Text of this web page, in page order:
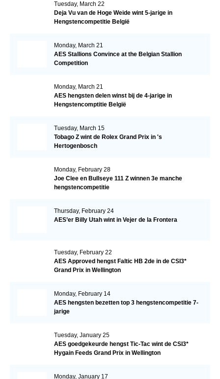
Tuesday, March 22
Deja Vu van de Hoge Weide wint 5-jarige in
Hengstencompetitie België
Monday, March 21
AES Stallions Convince at the Belgian Stallion
Competition
Monday, March 21
AES hengsten delen winst bij de 4-jarige in
Hengstencomptitie België
Tuesday, March 15
Tobago Z wint de Rolex Grand Prix in 's
Hertogenbosch
Monday, February 28
Joe Clee en Bullseye 111 Z winnen 3e manche
hengstencompetitie
Thursday, February 24
AES’er Billy Utah wint in Vejer de la Frontera
Tuesday, February 22
AES Approved hengst Faltic HB 2de in de CSI3*
Grand Prix in Wellington
Monday, February 14
AES hengsten bezetten top 3 hengstencompetitie 7-
jarige
Tuesday, January 25
AES goedgekeurde hengst Tic-Tac wint de CSI3*
Hygain Feeds Grand Prix in Wellington
Monday, January 17